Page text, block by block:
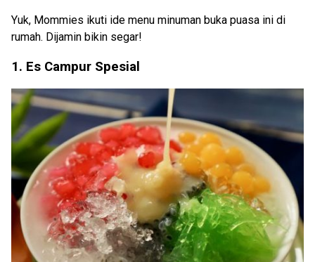
Yuk, Mommies ikuti ide menu minuman buka puasa ini di
rumah. Dijamin bikin segar!
1. Es Campur Spesial